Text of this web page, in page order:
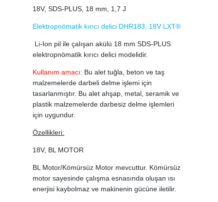
18V, SDS-PLUS, 18 mm, 1,7 J
Elektropnömatik kırıcı delici DHR183, 18V LXT®
Li-Ion pil ile çalışan akülü 18 mm SDS-PLUS
elektropnömatik kırıcı delici modelidir.
Kullanım amacı: Bu alet tuğla, beton ve taş
malzemelerde darbeli delme işlemi için
tasarlanmıştır. Bu alet ahşap, metal, seramik ve
plastik malzemelerde darbesiz delme işlemleri
için uygundur.
Özellikleri:
18V, BL MOTOR
BL Motor/Kömürsüz Motor mevcuttur. Kömürsüz
motor sayesinde çalışma esnasında oluşan ısı
enerjisi kaybolmaz ve makinenin gücüne iletilir.